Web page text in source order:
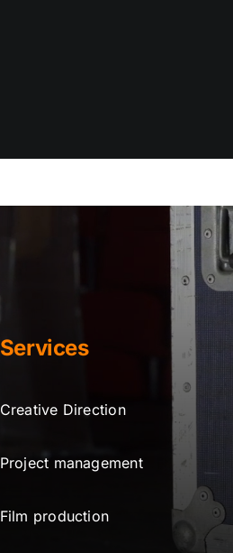
Services
Creative Direction
Project management
Film production